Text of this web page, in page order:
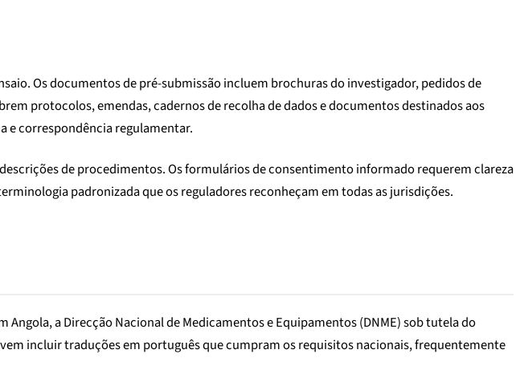
Os documentos de pré-submissão incluem brochuras do investigador, pedidos de
protocolos, emendas, cadernos de recolha de dados e documentos destinados aos
e correspondência regulamentar.
de procedimentos. Os formulários de consentimento informado requerem clareza
padronizada que os reguladores reconheçam em todas as jurisdições.
a Direcção Nacional de Medicamentos e Equipamentos (DNME) sob tutela do
incluir traduções em português que cumpram os requisitos nacionais, frequentemente